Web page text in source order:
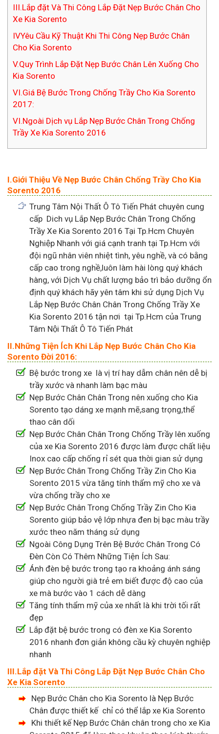
III.Lắp đặt Và Thi Công Lắp Đặt Nẹp Bước Chân Cho
Xe Kia Sorento
IVYêu Cầu Kỹ Thuật Khi Thi Công Nẹp Bước Chân
Cho Kia Sorento
V.Quy Trình Lắp Đặt Nẹp Bước Chân Lên Xuống Cho
Kia Sorento
VI.Giá Bệ Bước Trong Chống Trầy Cho Kia Sorento
2017:
VI.Ngoài Dịch vụ Lắp Nẹp Bước Chân Trong Chống
Trầy Xe Kia Sorento 2016
I.Giới Thiệu Về Nẹp Bước Chân Chống Trầy Cho Kia
Sorento 2016
Trung Tâm Nội Thất Ô Tô Tiến Phát chuyên cung
cấp Dich vụ Lắp Nẹp Bước Chân Trong Chống
Trầy Xe Kia Sorento 2016 Tại Tp.Hcm Chuyên
Nghiệp Nhanh với giá cạnh tranh tại Tp.Hcm với
đội ngũ nhân viên nhiệt tình, yêu nghề, và có bằng
cấp cao trong nghề,luôn làm hài lòng quý khách
hàng, với Dịch Vụ chất lượng bảo trì bảo dưỡng ổn
định quý khách hãy yên tâm khi sử dụng Dịch Vụ
Lắp Nẹp Bước Chân Chân Trong Chống Trầy Xe
Kia Sorento 2016 tận nơi tại Tp.Hcm của Trung
Tâm Nội Thất Ô Tô Tiến Phát
II.Những Tiện Ích Khi Lắp Nẹp Bước Chân Cho Kia
Sorento Đời 2016:
Bệ bước trong xe là vị trí hay dẫm chân nên dễ bị
trầy xước và nhanh làm bạc màu
Nẹp Bước Chân Chân Trong nên xuống cho Kia
Sorento tạo dáng xe mạnh mẽ,sang trọng,thể
thao cân dối
Nẹp Bước Chân Chân Trong Chống Trầy lên xuống
của xe Kia Sorento 2016 được làm được chất liệu
Inox cao cấp chống rỉ sét qua thời gian sử dụng
Nẹp Bước Chân Trong Chống Trầy Zin Cho Kia
Sorento 2015 vừa tăng tính thẩm mỹ cho xe và
vừa chống trầy cho xe
Nẹp Bước Chân Trong Chống Trầy Zin Cho Kia
Sorento giúp bảo vệ lớp nhựa đen bị bạc màu trầy
xước theo năm tháng sử dụng
Ngoài Công Dụng Trên Bệ Bước Chân Trong Có
Đèn Còn Có Thêm Những Tiện Ích Sau:
Ánh đèn bệ bước trong tạo ra khoảng ánh sáng
giúp cho người già trẻ em biết được độ cao của
xe mà bước vào 1 cách dễ dàng
Tăng tính thẩm mỹ của xe nhất là khi trời tối rất
đẹp
Lắp đặt bệ bước trong có đèn xe Kia Sorento
2016 nhanh đơn giản không cầu kỳ chuyên nghiệp
nhanh
III.Lắp đặt Và Thi Công Lắp Đặt Nẹp Bước Chân Cho
Xe Kia Sorento
Nẹp Bước Chân cho Kia Sorento là Nẹp Bước
Chân được thiết kế chỉ có thể lắp xe Kia Sorento
Khi thiết kế Nẹp Bước Chân chân trong cho xe Kia